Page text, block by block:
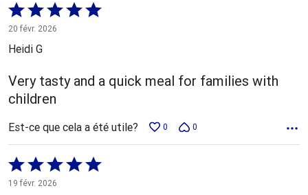
Coté
5 sur
5
20 févr. 2026
Heidi G
Very tasty and a quick meal for families with
children
Est-ce que cela a été utile? 0 0
Coté
5 sur
19 févr. 2026